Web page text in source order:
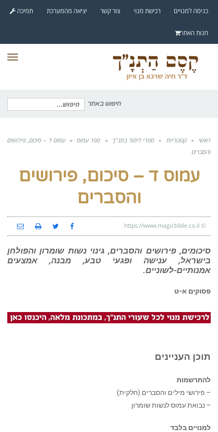
כניסה למנויים רכישת מנוי צור קשר יציאה מהמערכת תמיכה
חנות האתר
חיפוש באתר חיפוש
ראשי » קטגוריות » ספרי לימוד בתנ"ך » ספר עמוס » עמוס ד – סיכום, פירושים
והסברים
עמוס ד – סיכום, פירושים
והסברים
©
https://www.magicbible.co.il
סיכומים, פירושים והסברים, גינוי נשות שומרון והפולחן
בישראל, ענישה ופגעי טבע, מבנה, אמצעים
אמנותיים-לשוניים.
פסוקים א-ט
תוכן העניינים
להתרשמות
– פירושי מילים והסברים (חלקית)
– נבואת עמוס לנשות שומרון
למנויים בלבד